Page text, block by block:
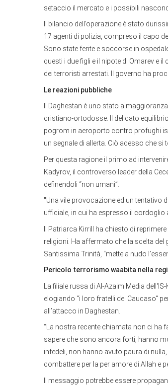
setaccio il mercato e i possibili
Il bilancio dell’operazione è stato
17 agenti di polizia, compreso il capo
Sono state ferite e soccorse in
questi i due figli e il nipote di Omarev e
dei terroristi arrestati. Il governo ha
Le reazioni pubbliche
Il Daghestan è uno stato a
cristiano-ortodosse. Il delicato
pogrom in aeroporto contro profughi
un segnale di allerta. Ciò adesso che si
Per questa ragione il primo ad
Kadyrov, il controverso leader della
definendoli “non umani”.
"Una vile provocazione ed un tentativo
ufficiale, in cui ha espresso il cordoglio
Il Patriarca Kirrill ha chiesto di
religioni. Ha affermato che la scelta
Santissima Trinità, “mette a nudo
Pericolo terrorismo waabita nella
La filiale russa di Al-Azaim Media
elogiando "i loro fratelli del Caucaso"
all’attacco in Daghestan.
“La nostra recente chiamata non ci ha
sapere che sono ancora forti, hanno
infedeli, non hanno avuto paura di
combattere per la per amore di Allah e
Il messaggio potrebbe essere